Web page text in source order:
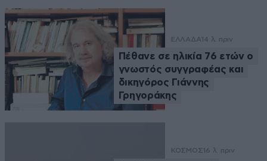
ΕΛΛΑΔΑ 14 λ. πριν
Πέθανε σε ηλικία 76 ετών ο
γνωστός συγγραφέας και
δικηγόρος Γιάννης
Γρηγοράκης
ΚΟΣΜΟΣ 16 λ. πριν